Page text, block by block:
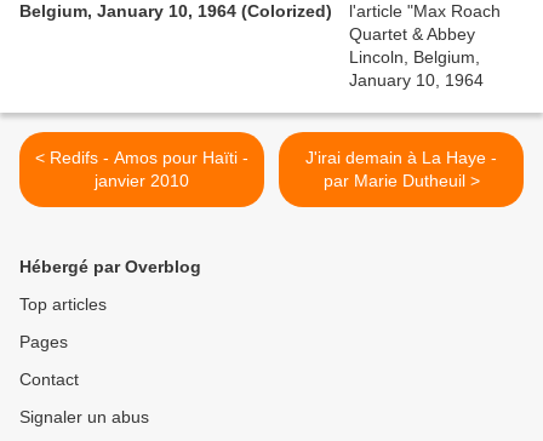
Belgium, January 10, 1964 (Colorized)
< Redifs - Amos pour Haïti -
janvier 2010
J'irai demain à La Haye -
par Marie Dutheuil >
Hébergé par Overblog
Top articles
Pages
Contact
Signaler un abus